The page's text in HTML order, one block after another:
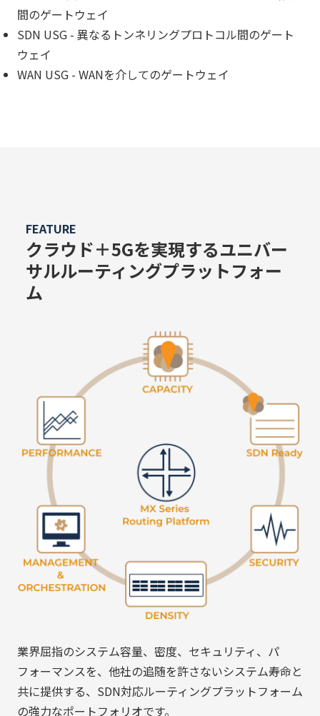
間のゲートウェイ
SDN USG - 異なるトンネリングプロトコル間のゲート
ウェイ
WAN USG - WANを介してのゲートウェイ
FEATURE
クラウド＋5Gを実現するユニバー
サルルーティングプラットフォー
ム
業界屈指のシステム容量、密度、セキュリティ、パ
フォーマンスを、他社の追随を許さないシステム寿命と
共に提供する、SDN対応ルーティングプラットフォーム
の強力なポートフォリオです。